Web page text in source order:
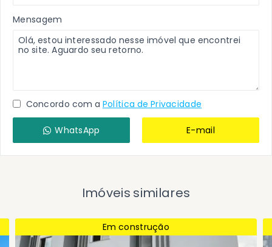
Mensagem
Concordo com a Política de Privacidade
WhatsApp E-mail
Imóveis similares
Em construção